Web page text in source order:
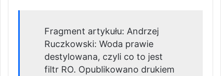
Fragment artykułu: Andrzej
Ruczkowski: Woda prawie
destylowana, czyli co to jest
filtr RO. Opublikowano drukiem